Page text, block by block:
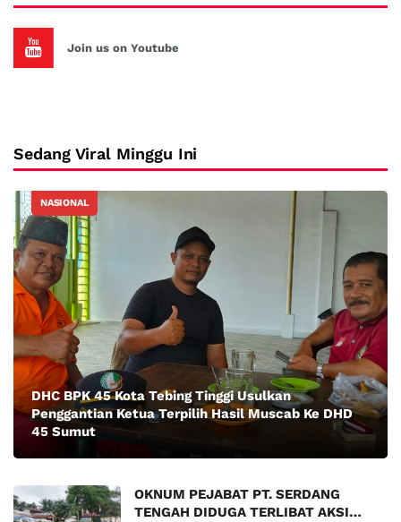
Join us on Youtube
Sedang Viral Minggu Ini
NASIONAL
DHC BPK 45 Kota Tebing Tinggi Usulkan
Penggantian Ketua Terpilih Hasil Muscab Ke DHD
45 Sumut
OKNUM PEJABAT PT. SERDANG
TENGAH DIDUGA TERLIBAT AKSI…